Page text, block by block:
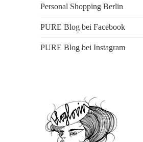
Personal Shopping Berlin
PURE Blog bei Facebook
PURE Blog bei Instagram